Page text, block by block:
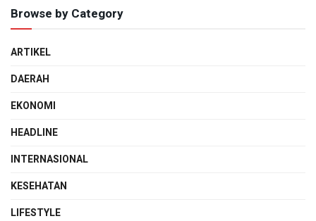
Browse by Category
ARTIKEL
DAERAH
EKONOMI
HEADLINE
INTERNASIONAL
KESEHATAN
LIFESTYLE